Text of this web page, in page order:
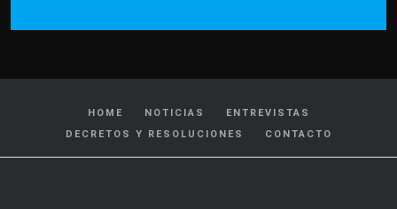
HOME NOTICIAS
ENTREVISTAS
DECRETOS Y RESOLUCIONES
CONTACTO